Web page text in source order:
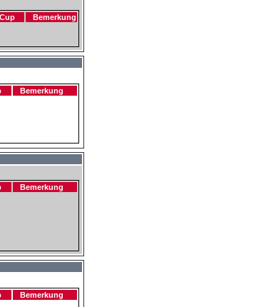
Cup
Bemerkung
Bemerkung
Bemerkung
Bemerkung